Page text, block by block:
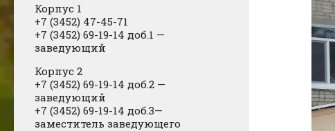
Корпус 1
+7 (3452) 47-45-71
+7 (3452) 69-19-14 доб.1 —
заведующий
Корпус 2
+7 (3452) 69-19-14 доб.2 —
заведующий
+7 (3452) 69-19-14 доб.3—
заместитель заведующего